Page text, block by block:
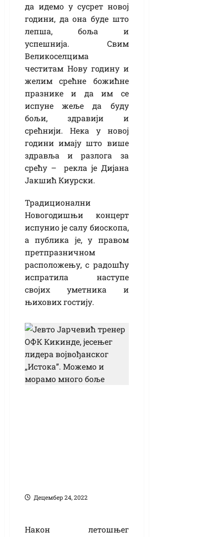
да идемо у сусрет новој
години, да она буде што
лепша, боља и
успешнија. Свим
Великоселцима
честитам Нову годину и
желим срећне божићне
празнике и да им се
испуне жеље да буду
бољи, здравији и
срећнији. Нека у новој
години имају што више
здравља и разлога за
срећу – рекла је Дијана
Јакшић Киурски.
Традиционални
Новогодишњи концерт
испунио је салу биоскопа,
а публика је, у правом
претпразничном
расположењу, с радошћу
испратила наступе
својих уметника и
њихових гостију.
Децембер 24, 2022
Након летошњег